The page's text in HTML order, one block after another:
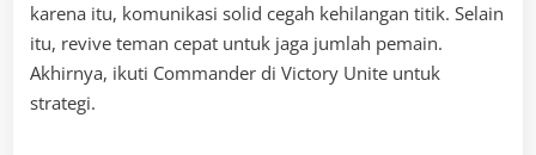
karena itu, komunikasi solid cegah kehilangan titik. Selain
itu, revive teman cepat untuk jaga jumlah pemain.
Akhirnya, ikuti Commander di Victory Unite untuk
strategi.